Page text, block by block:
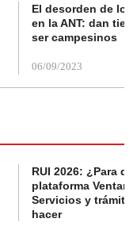
El desorden de
en la ANT: dan
ser campesinos
06/09/2023
RUI 2026: ¿Para
plataforma
Servicios y
hacer